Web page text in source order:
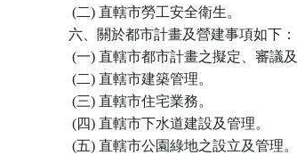
(二) 直轄市勞工安全衛生。
六、關於都市計畫及營建事項如下：
(一) 直轄市都市計畫之擬定、審議及
(二) 直轄市建築管理。
(三) 直轄市住宅業務。
(四) 直轄市下水道建設及管理。
(五) 直轄市公園綠地之設立及管理。